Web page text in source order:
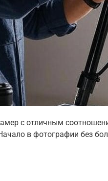
с отличным
в фотографии без